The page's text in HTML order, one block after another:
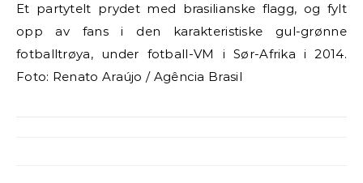
Et partytelt prydet med brasilianske flagg, og fylt
opp av fans i den karakteristiske gul-grønne
fotballtrøya, under fotball-VM i Sør-Afrika i 2014.
Foto: Renato Araújo / Agência Brasil